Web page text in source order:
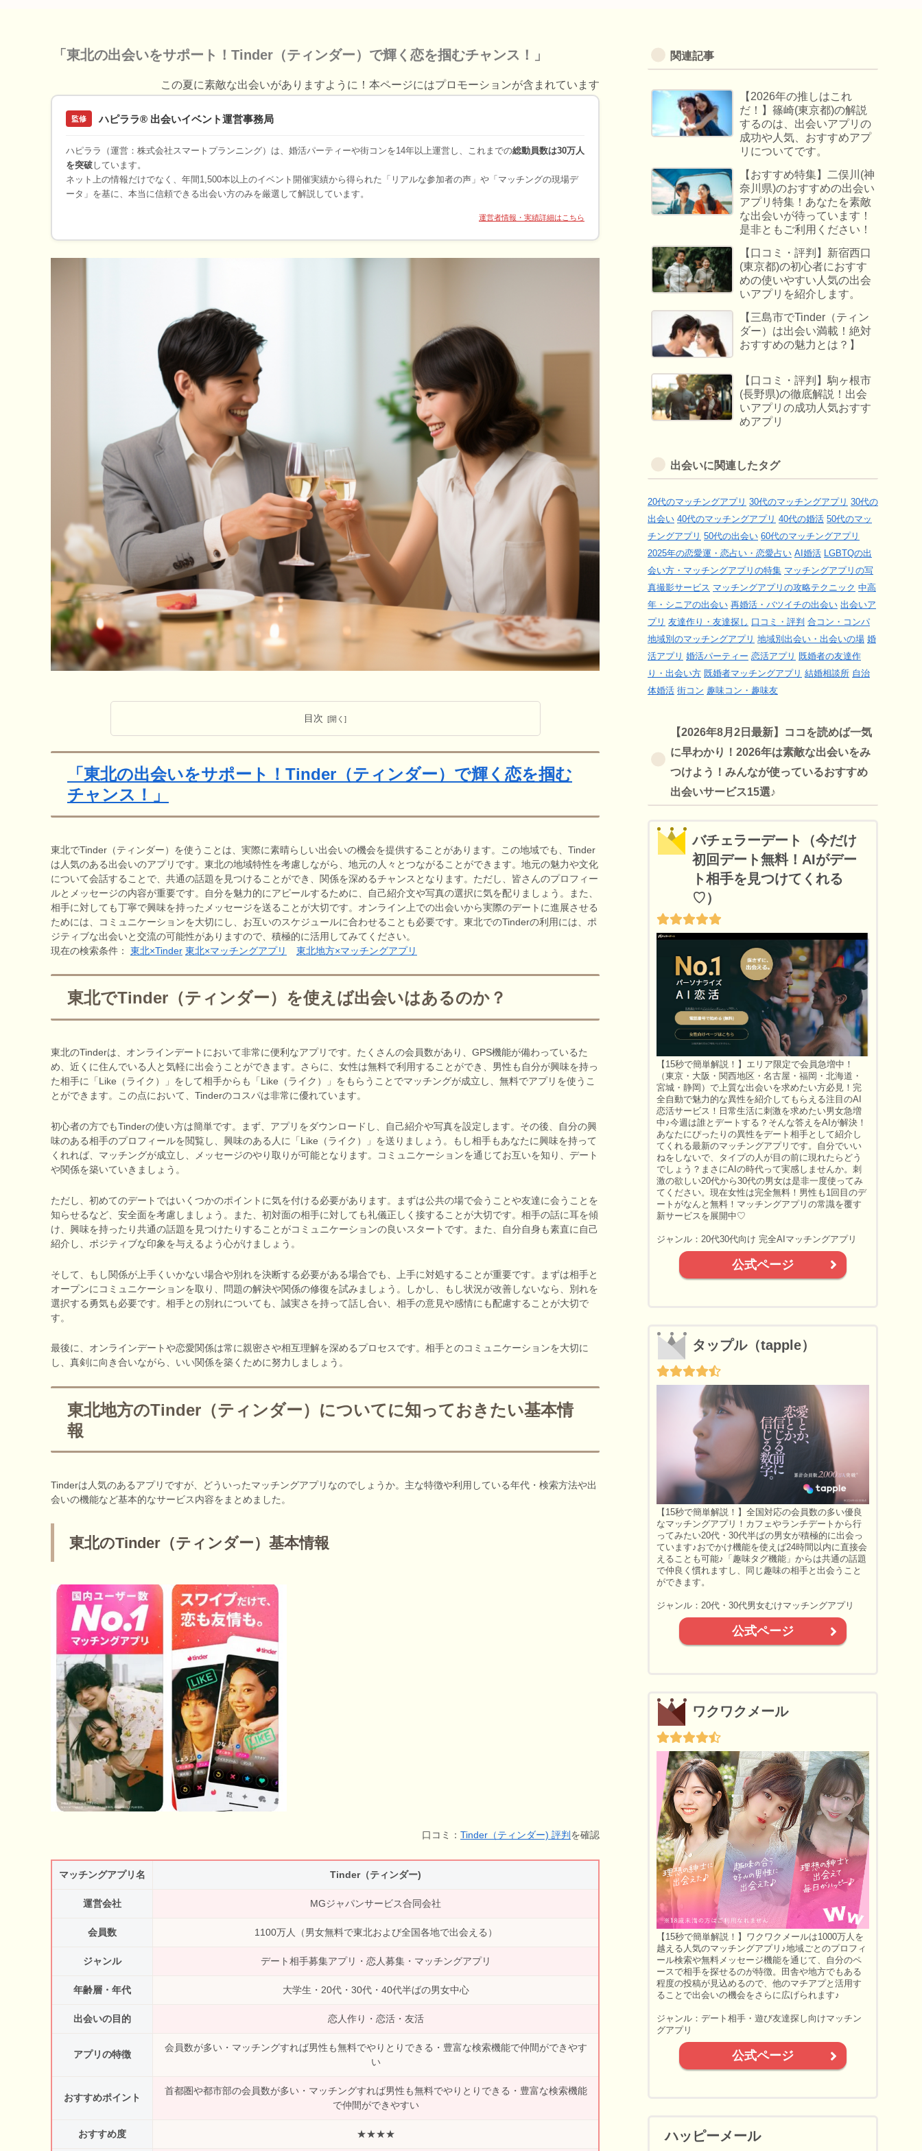
「東北の出会いをサポート！Tinder（ティンダー）で輝く恋を掴むチャンス！」
この夏に素敵な出会いがありますように！本ページにはプロモーションが含まれています
監修 ハピララ® 出会いイベント運営事務局
ハピララ（運営：株式会社スマートプランニング）は、婚活パーティーや街コンを14年以上運営し、これまでの総動員数は30万人
を突破 しています。
ネット上の情報だけでなく、年間1,500本以上のイベント開催実績から得られた「リアルな参加者の声」や「マッチングの現場デ
ータ」を基に、本当に信頼できる出会い方のみを厳選して解説しています。
運営者情報・実績詳細はこちら
目次
「東北の出会いをサポート！Tinder（ティンダー）で輝く恋を掴む
チャンス！」
東北でTinder（ティンダー）を使うことは、実際に素晴らしい出会いの機会を提供することがあります。この地域でも、Tinder
は人気のある出会いのアプリです。東北の地域特性を考慮しながら、地元の人々とつながることができます。地元の魅力や文化
について会話することで、共通の話題を見つけることができ、関係を深めるチャンスとなります。ただし、皆さんのプロフィー
ルとメッセージの内容が重要です。自分を魅力的にアピールするために、自己紹介文や写真の選択に気を配りましょう。また、
相手に対しても丁寧で興味を持ったメッセージを送ることが大切です。オンライン上での出会いから実際のデートに進展させる
ためには、コミュニケーションを大切にし、お互いのスケジュールに合わせることも必要です。東北でのTinderの利用には、ポ
ジティブな出会いと交流の可能性がありますので、積極的に活用してみてください。
現在の検索条件： 東北×Tinder 東北×マッチングアプリ 東北地方×マッチングアプリ
東北でTinder（ティンダー）を使えば出会いはあるのか？
東北のTinderは、オンラインデートにおいて非常に便利なアプリです。たくさんの会員数があり、GPS機能が備わっているた
め、近くに住んでいる人と気軽に出会うことができます。さらに、女性は無料で利用することができ、男性も自分が興味を持っ
た相手に「Like（ライク）」をして相手からも「Like（ライク）」をもらうことでマッチングが成立し、無料でアプリを使うこ
とができます。この点において、Tinderのコスパは非常に優れています。
初心者の方でもTinderの使い方は簡単です。まず、アプリをダウンロードし、自己紹介や写真を設定します。その後、自分の興
味のある相手のプロフィールを閲覧し、興味のある人に「Like（ライク）」を送りましょう。もし相手もあなたに興味を持って
くれれば、マッチングが成立し、メッセージのやり取りが可能となります。コミュニケーションを通じてお互いを知り、デート
や関係を築いていきましょう。
ただし、初めてのデートではいくつかのポイントに気を付ける必要があります。まずは公共の場で会うことや友達に会うことを
知らせるなど、安全面を考慮しましょう。また、初対面の相手に対しても礼儀正しく接することが大切です。相手の話に耳を傾
け、興味を持ったり共通の話題を見つけたりすることがコミュニケーションの良いスタートです。また、自分自身も素直に自己
紹介し、ポジティブな印象を与えるよう心がけましょう。
そして、もし関係が上手くいかない場合や別れを決断する必要がある場合でも、上手に対処することが重要です。まずは相手と
オープンにコミュニケーションを取り、問題の解決や関係の修復を試みましょう。しかし、もし状況が改善しないなら、別れを
選択する勇気も必要です。相手との別れについても、誠実さを持って話し合い、相手の意見や感情にも配慮することが大切で
す。
最後に、オンラインデートや恋愛関係は常に親密さや相互理解を深めるプロセスです。相手とのコミュニケーションを大切に
し、真剣に向き合いながら、いい関係を築くために努力しましょう。
東北地方のTinder（ティンダー）についてに知っておきたい基本情
報
Tinderは人気のあるアプリですが、どういったマッチングアプリなのでしょうか。主な特徴や利用している年代・検索方法や出
会いの機能など基本的なサービス内容をまとめました。
東北のTinder（ティンダー）基本情報
口コミ： Tinder（ティンダー) 評判 を確認
マッチングアプリ名 Tinder（ティンダー)
運営会社 MGジャパンサービス合同会社
会員数 1100万人（男女無料で東北および全国各地で出会える）
ジャンル デート相手募集アプリ・恋人募集・マッチングアプリ
年齢層・年代 大学生・20代・30代・40代半ばの男女中心
出会いの目的 恋人作り・恋活・友活
アプリの特徴
会員数が多い・マッチングすれば男性も無料でやりとりできる・豊富な検索機能で仲間ができやす
い
おすすめポイント
首都圏や都市部の会員数が多い・マッチングすれば男性も無料でやりとりできる・豊富な検索機能
で仲間ができやすい
おすすめ度 ★★★★
関連記事
【2026年の推しはこれ
だ！】篠崎(東京都)の解説
するのは、出会いアプリの
成功や人気、おすすめアプ
リについてです。
【おすすめ特集】二俣川(神
奈川県)のおすすめの出会い
アプリ特集！あなたを素敵
な出会いが待っています！
是非ともご利用ください！
【口コミ・評判】新宿西口
(東京都)の初心者におすす
めの使いやすい人気の出会
いアプリを紹介します。
【三島市でTinder（ティン
ダー）は出会い満載！絶対
おすすめの魅力とは？】
【口コミ・評判】駒ヶ根市
(長野県)の徹底解説！出会
いアプリの成功人気おすす
めアプリ
出会いに関連したタグ
20代のマッチングアプリ 30代のマッチングアプリ 30代の
出会い 40代のマッチングアプリ 40代の婚活 50代のマッ
チングアプリ 50代の出会い 60代のマッチングアプリ
2025年の恋愛運・恋占い・恋愛占い AI婚活
LGBTQの出
会い方・マッチングアプリの特集 マッチングアプリの写
真撮影サービス マッチングアプリの攻略テクニック 中高
年・シニアの出会い 再婚活・バツイチの出会い 出会いア
プリ 友達作り・友達探し 口コミ・評判 合コン・コンパ
地域別のマッチングアプリ 地域別出会い・出会いの場 婚
活アプリ 婚活パーティー 恋活アプリ 既婚者の友達作
り・出会い方 既婚者マッチングアプリ 結婚相談所 自治
体婚活 街コン 趣味コン・趣味友
【2026年8月2日最新】ココを読めば一気
に早わかり！2026年は素敵な出会いをみ
つけよう！みんなが使っているおすすめ
出会いサービス15選♪
バチェラーデート（今だけ
初回デート無料！AIがデー
ト相手を見つけてくれる
♡）
【15秒で簡単解説！】エリア限定で会員急増中！
（東京・大阪・関西地区・名古屋・福岡・北海道・
宮城・静岡）で上質な出会いを求めたい方必見！完
全自動で魅力的な異性を紹介してもらえる注目のAI
恋活サービス！日常生活に刺激を求めたい男女急増
中♪今週は誰とデートする？そんな答えをAIが解決！
あなたにぴったりの異性をデート相手として紹介し
てくれる最新のマッチングアプリです。自分でいい
ねをしないで、タイプの人が目の前に現れたらどう
でしょう？まさにAIの時代って実感しませんか。刺
激の欲しい20代から30代の男女は是非一度使ってみ
てください。現在女性は完全無料！男性も1回目のデ
ートがなんと無料！マッチングアプリの常識を覆す
新サービスを展開中♡
ジャンル：20代30代向け 完全AIマッチングアプリ
公式ページ
タップル（tapple）
【15秒で簡単解説！】全国対応の会員数の多い優良
なマッチングアプリ！カフェやランチデートから行
ってみたい20代・30代半ばの男女が積極的に出会っ
ています♪おでかけ機能を使えば24時間以内に直接会
えることも可能♪「趣味タグ機能」からは共通の話題
で仲良く慣れますし、同じ趣味の相手と出会うこと
ができます。
ジャンル：20代・30代男女むけマッチングアプリ
公式ページ
ワクワクメール
【15秒で簡単解説！】ワクワクメールは1000万人を
越える人気のマッチングアプリ♪地域ごとのプロフィ
ール検索や無料メッセージ機能を通じて、自分のペ
ースで相手を探せるのが特徴。田舎や地方でもある
程度の投稿が見込めるので、他のマチアプと活用す
ることで出会いの機会をさらに広げられます♪
ジャンル：デート相手・遊び友達探し向けマッチン
グアプリ
公式ページ
ハッピーメール